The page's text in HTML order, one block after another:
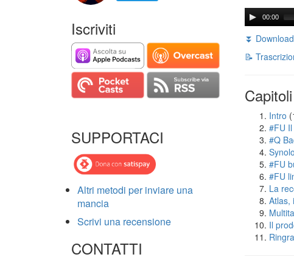
Iscriviti
SUPPORTACI
Altri metodi per inviare una
mancia
Scrivi una recensione
CONTATTI
00:00
⏬
📝
Capitoli
Intro
#FU
#Q
#FU
#FU
La
Atlas,
Il